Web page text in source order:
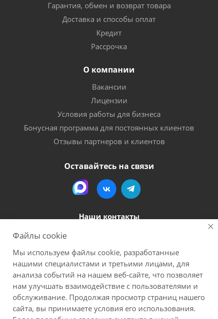
Гарантия, обмен и возврат товара
Доставка и способы оплат
Кредит
Рассрочка
О компании
Вакансии
Лицензии
Условия работы для бизнеса
Бонусная программа для постоянных клиентов
Отзывы партнеров и клиентов
Оставайтесь на связи
Наши контакты
megapack-secr@inbox.ru
2026 Мегапак
Все материалы данного сайта являются объектами авторского права (в
том числе дизайн). Запрещается копирование, распространение (в том
числе путем копирования на другие сайты и ресурсы в Интернете) или
Файлы cookie
Мы используем файлы cookie, разработанные
нашими специалистами и третьими лицами, для
анализа событий на нашем веб-сайте, что позволяет
нам улучшать взаимодействие с пользователями и
обслуживание. Продолжая просмотр страниц нашего
сайта, вы принимаете условия его использования.